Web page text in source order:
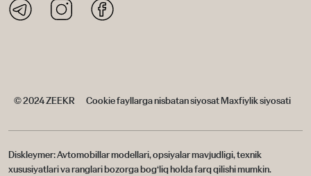
© 2024 ZEEKR Cookie fayllarga nisbatan siyosatMaxfiylik siyosati
Diskleymer: Avtomobillar modellari, opsiyalar mavjudligi, texnik
xususiyatlari va ranglari bozorga bog‘liq holda farq qilishi mumkin.